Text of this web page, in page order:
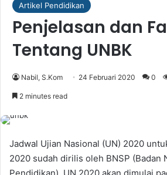
Artikel Pendidikan
Penjelasan dan
Tentang UNBK
Nabil, S.Kom 24 Februari 2020 0
2 minutes read
Jadwal Ujian Nasional (UN) 2020
2020 ѕudаh dirilis оlеh BNSP (Badan